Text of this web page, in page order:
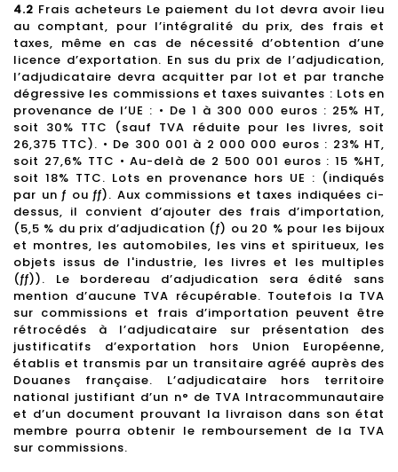
4.2 Frais acheteurs Le paiement du lot devra avoir lieu
au comptant, pour l’intégralité du prix, des frais et
taxes, même en cas de nécessité d’obtention d’une
licence d’exportation. En sus du prix de l’adjudication,
l’adjudicataire devra acquitter par lot et par tranche
dégressive les commissions et taxes suivantes : Lots en
provenance de l’UE : • De 1 à 300 000 euros : 25% HT,
soit 30% TTC (sauf TVA réduite pour les livres, soit
26,375 TTC). • De 300 001 à 2 000 000 euros : 23% HT,
soit 27,6% TTC • Au-delà de 2 500 001 euros : 15 %HT,
soit 18% TTC. Lots en provenance hors UE : (indiqués
par un ƒ ou ƒƒ). Aux commissions et taxes indiquées ci-
dessus, il convient d’ajouter des frais d’importation,
(5,5 % du prix d’adjudication (ƒ) ou 20 % pour les bijoux
et montres, les automobiles, les vins et spiritueux, les
objets issus de l'industrie, les livres et les multiples
(ƒƒ)). Le bordereau d’adjudication sera édité sans
mention d’aucune TVA récupérable. Toutefois la TVA
sur commissions et frais d’importation peuvent être
rétrocédés à l’adjudicataire sur présentation des
justificatifs d’exportation hors Union Européenne,
établis et transmis par un transitaire agréé auprès des
Douanes française. L’adjudicataire hors territoire
national justifiant d’un n° de TVA Intracommunautaire
et d’un document prouvant la livraison dans son état
membre pourra obtenir le remboursement de la TVA
sur commissions.